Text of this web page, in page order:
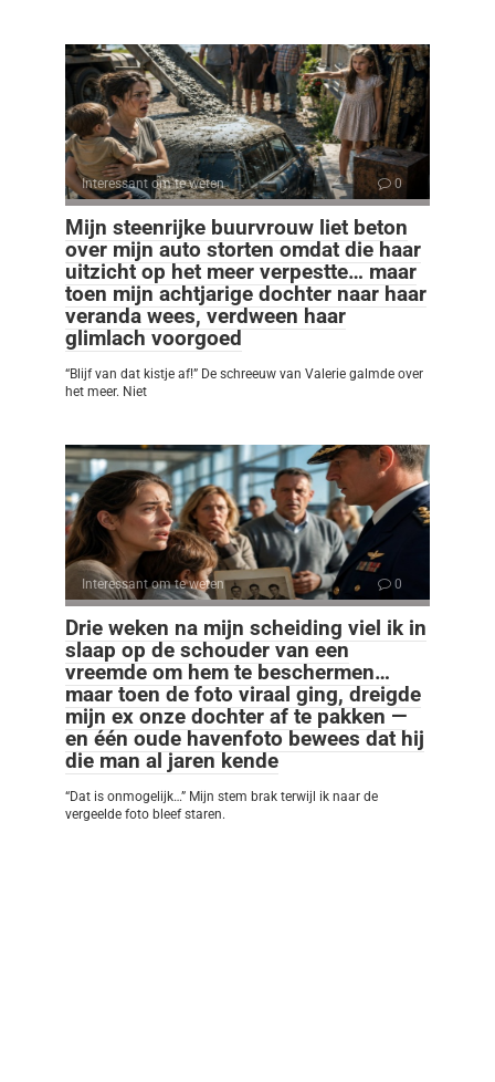
Interessant om te weten 0
Mijn steenrijke buurvrouw liet beton
over mijn auto storten omdat die haar
uitzicht op het meer verpestte… maar
toen mijn achtjarige dochter naar haar
veranda wees, verdween haar
glimlach voorgoed
“Blijf van dat kistje af!” De schreeuw van Valerie galmde over
het meer. Niet
Interessant om te weten 0
Drie weken na mijn scheiding viel ik in
slaap op de schouder van een
vreemde om hem te beschermen…
maar toen de foto viraal ging, dreigde
mijn ex onze dochter af te pakken —
en één oude havenfoto bewees dat hij
die man al jaren kende
“Dat is onmogelijk…” Mijn stem brak terwijl ik naar de
vergeelde foto bleef staren.